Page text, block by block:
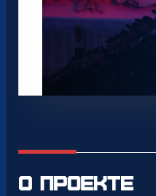
О проекте